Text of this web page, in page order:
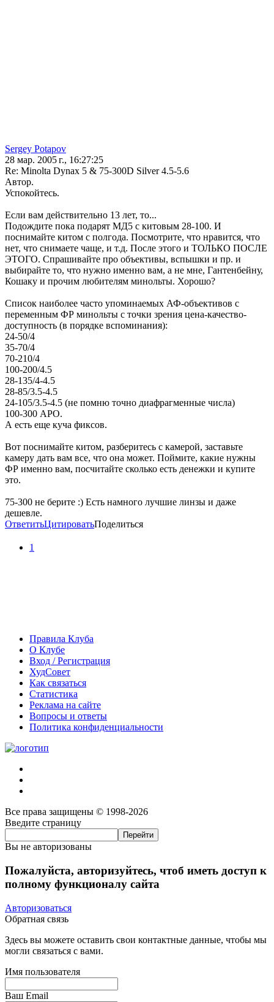
Sergey Potapov
28 мар. 2005 г., 16:27:25
Re: Minolta Dynax 5 & 75-300D Silver 4.5-5.6
Автор.
Успокойтесь.
Если вам действительно 13 лет, то...
Подождите пока подарят МД5 с китовым 28-100. И
поснимайте китом с полгода. Посмотрите, что нравится, что
нет, что снимаете чаще, и т.д. После этого и ТОЛЬКО ПОСЛЕ
ЭТОГО. Спрашивайте про объективы, вспышки и пр. и
выбирайте то, что нужно именно вам, а не мне, Гантенбейну,
Кошаку и прочим любителям минольты. Хорошо?
Список наиболее часто упоминаемых АФ-объективов с
переменным ФР минольты с точки зрения цена-качество-
доступность (в порядке вспоминания):
24-50/4
35-70/4
70-210/4
100-200/4.5
28-135/4-4.5
28-85/3.5-4.5
24-105/3.5-4.5 (не помню точно диафрагменные числа)
100-300 АРО.
А есть еще куча фиксов.
Вот поснимайте китом, разберитесь с камерой, заставьте
камеру дать вам все, что она может. Поймите, какие нужны
ФР именно вам, посчитайте сколько есть денежки и купите
это.
75-300 не берите :) Есть намного лучшие линзы и даже
дешевле.
ОтветитьЦитироватьПоделиться
1
Правила Клуба
О Клубе
Вход / Регистрация
ХудСовет
Как связаться
Статистика
Реклама на сайте
Вопросы и ответы
Политика конфиденциальности
Все права защищены © 1998-2026
Введите страницу
Вы не авторизованы
Пожалуйста, авторизуйтесь, чтоб иметь доступ к
полному функционалу сайта
Авторизоваться
Обратная связь
Здесь вы можете оставить свои контактные данные, чтобы мы
могли связаться с вами.
Имя пользователя
Ваш Email